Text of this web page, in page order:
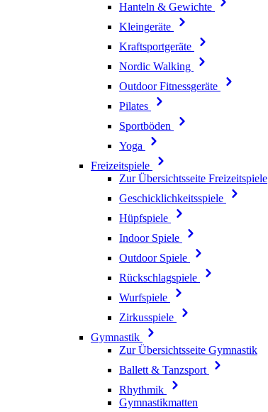
Hanteln & Gewichte
Kleingeräte
Kraftsportgeräte
Nordic Walking
Outdoor Fitnessgeräte
Pilates
Sportböden
Yoga
Freizeitspiele
Zur Übersichtsseite Freizeitspiele
Geschicklichkeitsspiele
Hüpfspiele
Indoor Spiele
Outdoor Spiele
Rückschlagspiele
Wurfspiele
Zirkusspiele
Gymnastik
Zur Übersichtsseite Gymnastik
Ballett & Tanzsport
Rhythmik
Gymnastikmatten